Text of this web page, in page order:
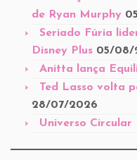
de Ryan Murphy
Seriado Fúria
Disney Plus 05/08/
Anitta lança
Ted Lasso volta
28/07/2026
Universo Circular